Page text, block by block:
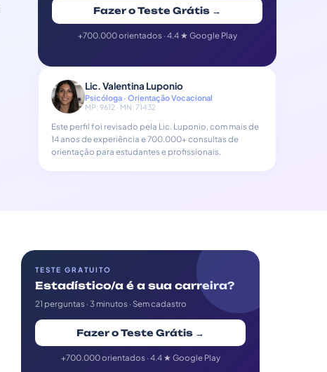
Fazer o Teste Grátis →
+700.000 orientados · 4.4 ★ Google Play
Lic. Valentina Luponio
Psicóloga · Orientação Vocacional
MP: 9612 · MN: 71432
Este perfil foi revisado pela Lic. Luponio, com mais de
14 anos de experiência e 700.000+ consultas de
orientação para estudantes e profissionais.
TESTE GRATUITO
Estadístico/a é a sua carreira?
21 perguntas · 3 minutos · Sem cadastro
Fazer o Teste Grátis →
+700.000 orientados · 4.4 ★ Google Play